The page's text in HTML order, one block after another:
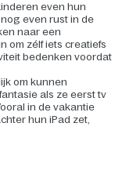
even hun
even rust in de
naar een
om zélf iets creatiefs
bedenken voordat
om kunnen
als ze eerst tv
in de vakantie
hun iPad zet,